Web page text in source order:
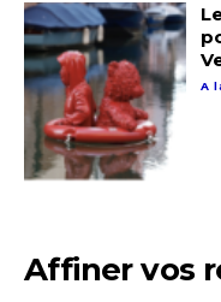
Adresse email*
Nom
Adresse email*
A
Affiner vos